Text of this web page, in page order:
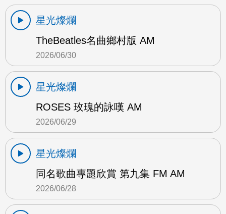
星光燦爛
TheBeatles名曲鄉村版 AM
2026/06/30
星光燦爛
ROSES 玫瑰的詠嘆 AM
2026/06/29
星光燦爛
同名歌曲專題欣賞 第九集 FM AM
2026/06/28